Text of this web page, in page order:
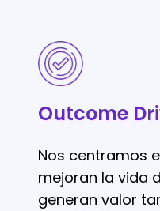
Outcome
Nos centramos
mejoran la vida
generan valor
Outcome
Driven